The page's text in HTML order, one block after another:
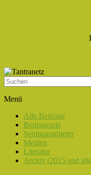
Liebe,
Eros
Tantra
Menü
Alle Beiträge
Beitragende
Seminaranbieter
Medien
Literatur
Archiv (2015 und